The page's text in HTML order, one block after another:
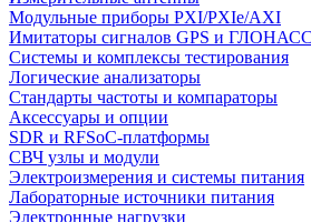
Модульные приборы PXI/PXIe/AXI
Имитаторы сигналов GPS и ГЛОНАСС
Системы и комплексы тестирования
Логические анализаторы
Стандарты частоты и компараторы
Аксессуары и опции
SDR и RFSoC‑платформы
СВЧ узлы и модули
Электроизмерения и системы питания
Лабораторные источники питания
Электронные нагрузки